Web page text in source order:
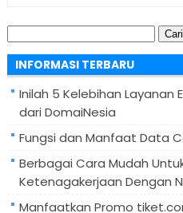
untuk:
INFORMASI TERBARU
Inilah 5 Kelebihan Layanan
dari DomaiNesia
Fungsi dan Manfaat Data
Berbagai Cara Mudah
Ketenagakerjaan Dengan
Manfaatkan Promo